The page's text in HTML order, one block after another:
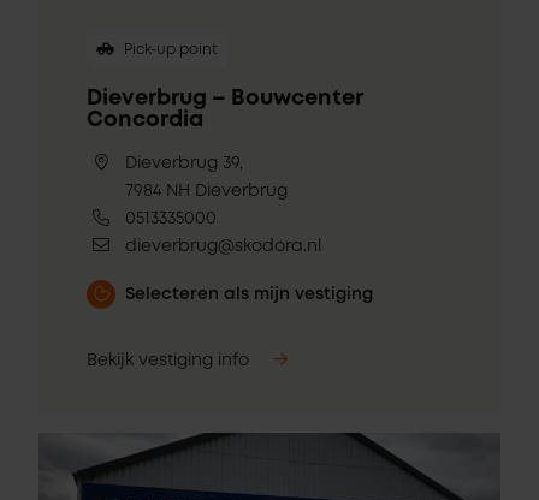
Pick-up point
Dieverbrug – Bouwcenter
Concordia
Dieverbrug 39,
7984 NH Dieverbrug
0513335000
dieverbrug@skodora.nl
Selecteren als mijn vestiging
Bekijk vestiging info